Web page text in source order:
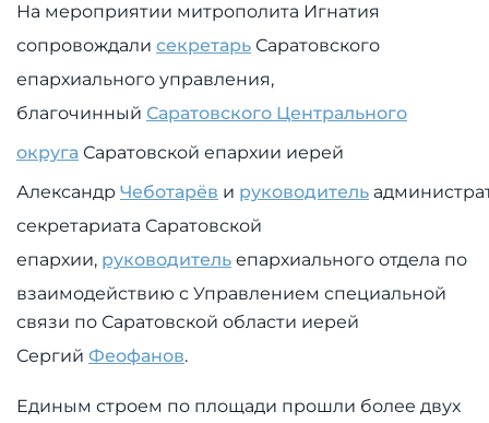
На мероприятии митрополита Игнатия
сопровождали секретарь Саратовского
епархиального управления,
благочинный Саратовского Центрального
округа Саратовской епархии иерей
Александр Чеботарёв и руководитель
секретариата Саратовской
епархии, руководитель епархиального отдела по
взаимодействию с Управлением специальной
связи по Саратовской области иерей
Сергий Феофанов.
Единым строем по площади прошли более двух